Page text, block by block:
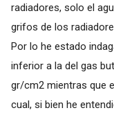
radiadores, solo el
grifos de los
Por lo he estado
inferior a la del gas
gr/cm2 mientras que
cual, si bien he